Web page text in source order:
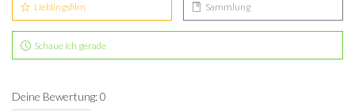
Lieblingsfilm Sammlung
Schaue ich gerade
Deine Bewertung: 0